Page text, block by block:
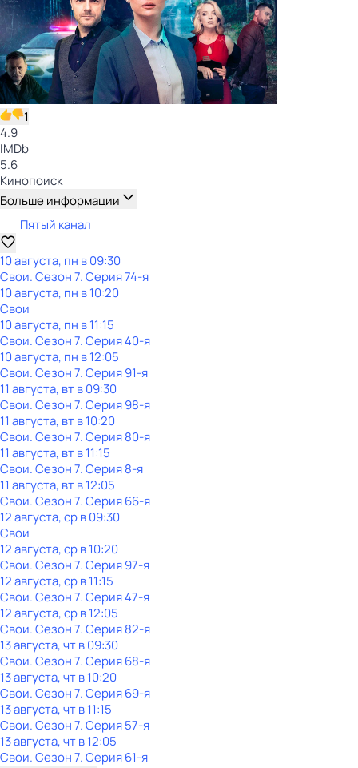
1
4.9
IMDb
5.6
Кинопоиск
Больше информации
Пятый канал
10 августа, пн в 09:30
Свои. Сезон 7. Серия 74-я
10 августа, пн в 10:20
Свои
10 августа, пн в 11:15
Свои. Сезон 7. Серия 40-я
10 августа, пн в 12:05
Свои. Сезон 7. Серия 91-я
11 августа, вт в 09:30
Свои. Сезон 7. Серия 98-я
11 августа, вт в 10:20
Свои. Сезон 7. Серия 80-я
11 августа, вт в 11:15
Свои. Сезон 7. Серия 8-я
11 августа, вт в 12:05
Свои. Сезон 7. Серия 66-я
12 августа, ср в 09:30
Свои
12 августа, ср в 10:20
Свои. Сезон 7. Серия 97-я
12 августа, ср в 11:15
Свои. Сезон 7. Серия 47-я
12 августа, ср в 12:05
Свои. Сезон 7. Серия 82-я
13 августа, чт в 09:30
Свои. Сезон 7. Серия 68-я
13 августа, чт в 10:20
Свои. Сезон 7. Серия 69-я
13 августа, чт в 11:15
Свои. Сезон 7. Серия 57-я
13 августа, чт в 12:05
Свои. Сезон 7. Серия 61-я